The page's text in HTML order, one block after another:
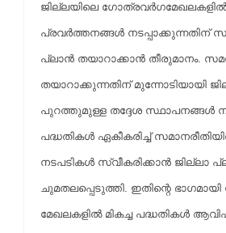
ജില്ലയിലെ
പ്രവര്‍ത്തനങ്ങള്‍ നടപ്പാക്കുന്നതിന്
പ്ലാന്‍ തയാറാക്കാന്‍ തീരുമാനം.
തയാറാക്കുന്നതിന് മുന്നോടിയായി
പുറത്തുമുള്ള തദ്ദേശ സ്ഥാപനങ്ങള്‍
പദ്ധതികള്‍ ഏകീകരിച്ച്
നടപടികള്‍ സ്വീകരിക്കാന്‍ ജില്ലാ
ചുമതലപ്പെടുത്തി. ഇതിന്റെ
മേഖലകളില്‍ മികച്ച പദ്ധതികള്‍